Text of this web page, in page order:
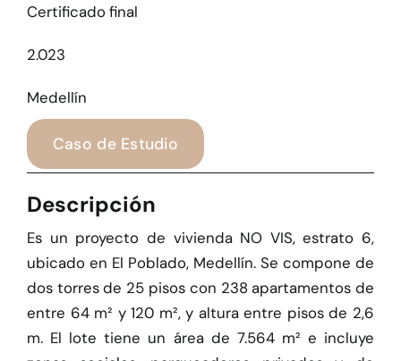
Certificado final
2.023
Medellín
Caso de Estudio
Descripción
Es un proyecto de vivienda NO VIS, estrato 6,
ubicado en El Poblado, Medellín. Se compone de
dos torres de 25 pisos con 238 apartamentos de
entre 64 m² y 120 m², y altura entre pisos de 2,6
m. El lote tiene un área de 7.564 m² e incluye